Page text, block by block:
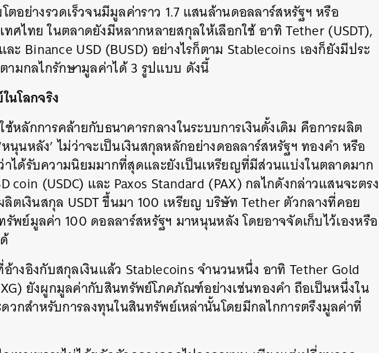
ตอย่างรวดเร็วจนมีมูลค่าราว 1.7 แสนล้านดอลลาร์สหรัฐฯ หรือ
ศไทย ในตลาดยังมีหลากหลายสกุลให้เลือกใช้ อาทิ Tether (USDT),
ะ Binance USD (BUSD) อย่างไรก็ตาม Stablecoins เองก็ยังมีประ
ามกลไกรักษามูลค่าได้ 3 รูปแบบ ดังนี้
โลกจริง
หลักการคล้ายกับธนาคารกลางในระบบการเงินดั้งเดิม คือการผลิต
นหลัง’ ไม่ว่าจะเป็นเงินสกุลหลักอย่างดอลลาร์สหรัฐฯ ทองคำ หรือ
ได้รับความนิยมมากที่สุดและยังเป็นเหรียญที่มีส่วนแบ่งในตลาดมาก
coin (USDC) และ Paxos Standard (PAX) กลไกดังกล่าวแสนจะตรง
ลิตเงินสกุล USDT ขึ้นมา 100 เหรียญ บริษัท Tether ตัวกลางที่คอย
พย์มูลค่า 100 ดอลลาร์สหรัฐฯ มาหนุนหลัง โดยอาจจัดเก็บไว้เองหรือ
างอิงกับสกุลเงินแล้ว Stablecoins จำนวนหนึ่ง อาทิ Tether Gold
ยังผูกมูลค่ากับสินทรัพย์โภคภัณฑ์อย่างเช่นทองคำ ถือเป็นหนึ่งใน
วกสำหรับการลงทุนในสินทรัพย์เหล่านั้นโดยมีกลไกการตรึงมูลค่าที่